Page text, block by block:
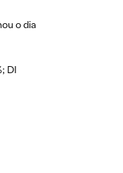
o dia
DI